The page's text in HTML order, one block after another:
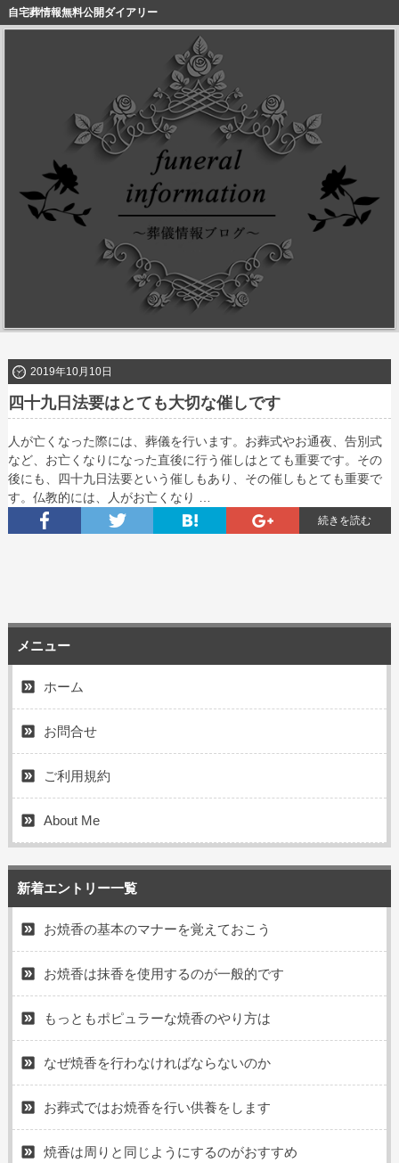
自宅葬情報無料公開ダイアリー
2019年10月10日
四十九日法要はとても大切な催しです
人が亡くなった際には、葬儀を行います。お葬式やお通夜、告別式
など、お亡くなりになった直後に行う催しはとても重要です。その
後にも、四十九日法要という催しもあり、その催しもとても重要で
す。仏教的には、人がお亡くなり …
続きを読む
メニュー
ホーム
お問合せ
ご利用規約
About Me
新着エントリー一覧
お焼香の基本のマナーを覚えておこう
お焼香は抹香を使用するのが一般的です
もっともポピュラーな焼香のやり方は
なぜ焼香を行わなければならないのか
お葬式ではお焼香を行い供養をします
焼香は周りと同じようにするのがおすすめ